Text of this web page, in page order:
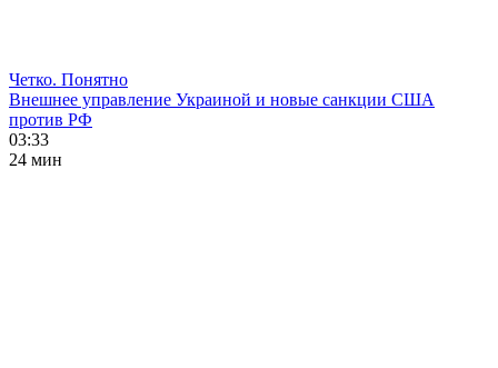
Четко. Понятно
Внешнее управление Украиной и новые санкции США
против РФ
03:33
24 мин